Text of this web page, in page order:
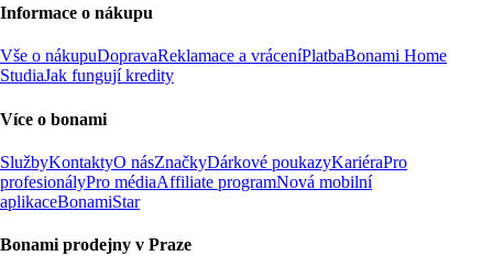
Informace o nákupu
Vše o nákupuDopravaReklamace a vráceníPlatbaBonami Home
StudiaJak fungují kredity
Více o bonami
SlužbyKontaktyO násZnačkyDárkové poukazyKariéraPro
profesionályPro médiaAffiliate programNová mobilní
aplikaceBonamiStar
Bonami prodejny v Praze